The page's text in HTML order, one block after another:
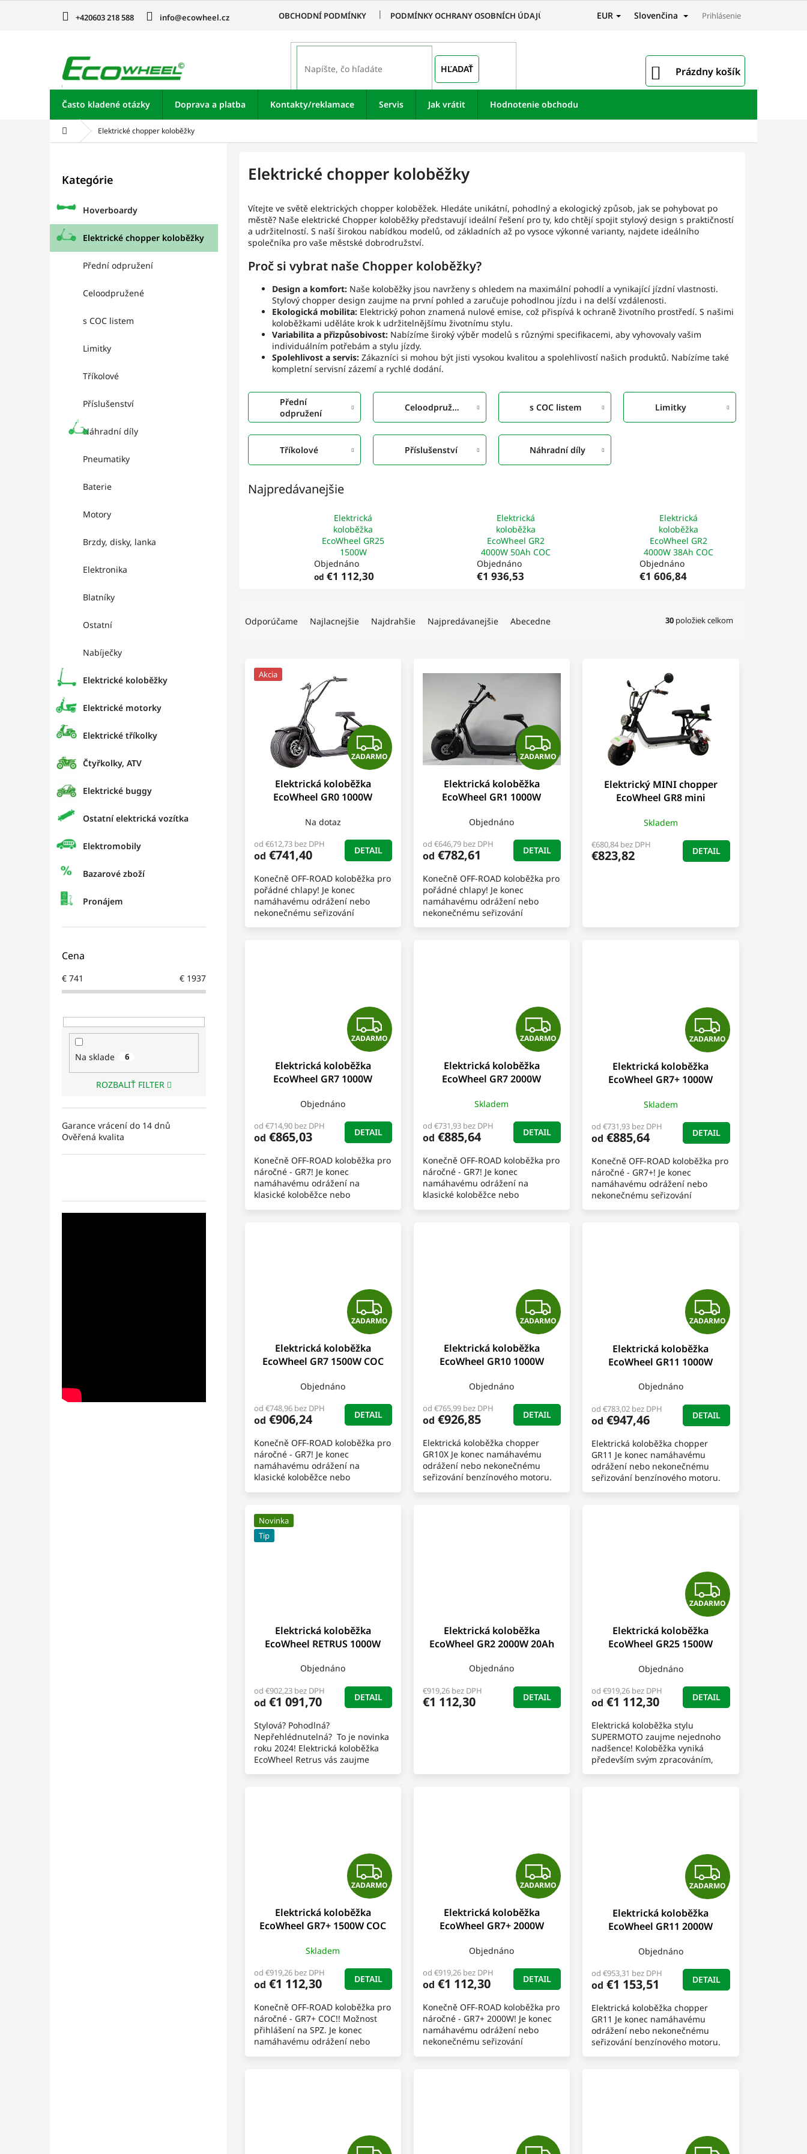
+420603 218 588 info@ecowheel.cz OBCHODNÍ PODMÍNKY PODMÍNKY OCHRANY OSOBNÍCH ÚDAJŮ EUR Slovenčina Prihlásenie
HĽADAŤ
NÁKUPNÝ
KOŠÍK
Prázdny košík
Často kladené otázky Doprava a platba Kontakty/reklamace Servis Jak vrátit Hodnotenie obchodu
Domov Elektrické chopper koloběžky
p
n
kategórie
Kategórie
Hoverboardy
Elektrické chopper koloběžky
Přední odpružení
Celoodpružené
s COC listem
Limitky
Tříkolové
Příslušenství
Náhradní díly
Pneumatiky
Baterie
Motory
Brzdy, disky, lanka
Elektronika
Blatníky
Ostatní
Nabíječky
Elektrické koloběžky
Elektrické motorky
Elektrické tříkolky
Čtyřkolky, ATV
Elektrické buggy
Ostatní elektrická vozítka
Elektromobily
Bazarové zboží
Pronájem
Cena
€ 741 € 1937
Na sklade 6
ROZBALIŤ FILTER
Garance vrácení do 14 dnů
Ověřená kvalita
Elektrické chopper koloběžky
Vítejte ve světě elektrických chopper koloběžek. Hledáte unikátní, pohodlný a ekologický způsob, jak se pohybovat po
městě? Naše elektrické Chopper koloběžky představují ideální řešení pro ty, kdo chtějí spojit stylový design s praktičností
a udržitelností. S naší širokou nabídkou modelů, od základních až po vysoce výkonné varianty, najdete ideálního
společníka pro vaše městské dobrodružství.
Proč si vybrat naše Chopper koloběžky?
Design a komfort: Naše koloběžky jsou navrženy s ohledem na maximální pohodlí a vynikající jízdní vlastnosti.
Stylový chopper design zaujme na první pohled a zaručuje pohodlnou jízdu i na delší vzdálenosti.
Ekologická mobilita: Elektrický pohon znamená nulové emise, což přispívá k ochraně životního prostředí. S našimi
koloběžkami uděláte krok k udržitelnějšímu životnímu stylu.
Variabilita a přizpůsobivost: Nabízíme široký výběr modelů s různými specifikacemi, aby vyhovovaly vašim
individuálním potřebám a stylu jízdy.
Spolehlivost a servis: Zákazníci si mohou být jisti vysokou kvalitou a spolehlivostí našich produktů. Nabízíme také
kompletní servisní zázemí a rychlé dodání.
Přední
odpružení
Celoodpružené s COC listem Limitky
Tříkolové Příslušenství Náhradní díly
Najpredávanejšie
Elektrická
koloběžka
EcoWheel GR25
1500W
Objednáno
od €1 112,30
Elektrická
koloběžka
EcoWheel GR2
4000W 50Ah COC
Objednáno
€1 936,53
Elektrická
koloběžka
EcoWheel GR2
4000W 38Ah COC
Objednáno
€1 606,84
Odporúčame Najlacnejšie Najdrahšie Najpredávanejšie Abecedne 30 položiek celkom
Akcia
Z
A
R
M
ZADARMO
Elektrická koloběžka
EcoWheel GR0 1000W
Na dotaz
od €612,73 bez DPH
od €741,40 DETAIL
Konečně OFF-ROAD koloběžka pro
pořádné chlapy! Je konec
namáhavému odrážení nebo
nekonečnému seřizování
Z
A
R
M
ZADARMO
Elektrická koloběžka
EcoWheel GR1 1000W
Objednáno
od €646,79 bez DPH
od €782,61 DETAIL
Konečně OFF-ROAD koloběžka pro
pořádné chlapy! Je konec
namáhavému odrážení nebo
nekonečnému seřizování
Elektrický MINI chopper
EcoWheel GR8 mini
Skladem
€680,84 bez DPH
€823,82 DETAIL
Z
A
R
M
ZADARMO
Elektrická koloběžka
EcoWheel GR7 1000W
Objednáno
od €714,90 bez DPH
od €865,03 DETAIL
Konečně OFF-ROAD koloběžka pro
náročné - GR7! Je konec
namáhavému odrážení na
klasické koloběžce nebo
Z
A
R
M
ZADARMO
Elektrická koloběžka
EcoWheel GR7 2000W
Skladem
od €731,93 bez DPH
od €885,64 DETAIL
Konečně OFF-ROAD koloběžka pro
náročné - GR7! Je konec
namáhavému odrážení na
klasické koloběžce nebo
Z
A
R
M
ZADARMO
Elektrická koloběžka
EcoWheel GR7+ 1000W
Skladem
od €731,93 bez DPH
od €885,64 DETAIL
Konečně OFF-ROAD koloběžka pro
náročné - GR7+! Je konec
namáhavému odrážení nebo
nekonečnému seřizování
Z
A
D
R
M
ZADARMO
Elektrická koloběžka
EcoWheel GR7 1500W COC
Objednáno
od €748,96 bez DPH
od €906,24 DETAIL
Konečně OFF-ROAD koloběžka pro
náročné - GR7! Je konec
namáhavému odrážení na
klasické koloběžce nebo
motorkách atd.....
Z
A
R
M
ZADARMO
Elektrická koloběžka
EcoWheel GR10 1000W
Objednáno
od €765,99 bez DPH
od €926,85 DETAIL
Elektrická koloběžka chopper
GR10X Je konec namáhavému
odrážení nebo nekonečnému
seřizování benzínového motoru.
Z
A
R
M
ZADARMO
Elektrická koloběžka
EcoWheel GR11 1000W
Objednáno
od €783,02 bez DPH
od €947,46 DETAIL
Elektrická koloběžka chopper
GR11 Je konec namáhavému
odrážení nebo nekonečnému
seřizování benzínového motoru.
Novinka
Tip
Elektrická koloběžka
EcoWheel RETRUS 1000W
Objednáno
od €902,23 bez DPH
od €1 091,70 DETAIL
Stylová? Pohodlná?
Nepřehlédnutelná? To je novinka
roku 2024! Elektrická koloběžka
EcoWheel Retrus vás zaujme
Elektrická koloběžka
EcoWheel GR2 2000W 20Ah
Objednáno
€919,26 bez DPH
€1 112,30 DETAIL
Z
A
R
M
O
ZADARMO
Elektrická koloběžka
EcoWheel GR25 1500W
Objednáno
od €919,26 bez DPH
od €1 112,30 DETAIL
Elektrická koloběžka stylu
SUPERMOTO zaujme nejednoho
nadšence! Koloběžka vyniká
především svým zpracováním,
Z
A
D
R
M
ZADARMO
Elektrická koloběžka
EcoWheel GR7+ 1500W COC
Skladem
od €919,26 bez DPH
od €1 112,30 DETAIL
Konečně OFF-ROAD koloběžka pro
náročné - GR7+ COC!! Možnost
přihlášení na SPZ. Je konec
namáhavému odrážení nebo
Z
A
R
M
O
ZADARMO
Elektrická koloběžka
EcoWheel GR7+ 2000W
Objednáno
od €919,26 bez DPH
od €1 112,30 DETAIL
Konečně OFF-ROAD koloběžka pro
náročné - GR7+ 2000W! Je konec
namáhavému odrážení nebo
nekonečnému seřizování
Z
A
R
M
ZADARMO
Elektrická koloběžka
EcoWheel GR11 2000W
Objednáno
od €953,31 bez DPH
od €1 153,51 DETAIL
Elektrická koloběžka chopper
GR11 Je konec namáhavému
odrážení nebo nekonečnému
seřizování benzínového motoru.